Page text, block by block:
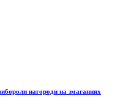
нагороди на змаганнях